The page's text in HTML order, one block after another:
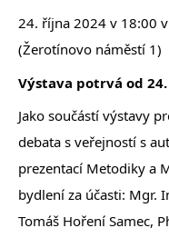
24. října 2024 v 18:00
(Žerotínovo náměstí 1)
Výstava potrvá od
Jako součástí výstavy
debata s veřejností s
prezentací Metodiky a
bydlení za účasti: Mgr.
Tomáš Hoření Samec,